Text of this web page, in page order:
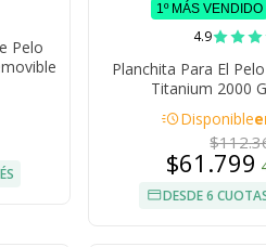
Pelo
1º MÁS VENDIDO
4.9
Planchita Para El
Titanium 2000
acuteDisponible
$61.799
DESDE 6